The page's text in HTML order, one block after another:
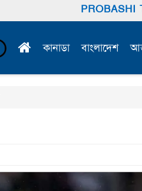
PROBASHI
কানাডা বাংলাদেশ